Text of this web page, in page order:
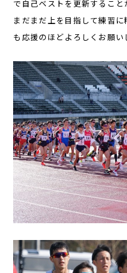
で自己ベストを更新すること
まだまだ上を目指して練習
も応援のほどよろしくお願い